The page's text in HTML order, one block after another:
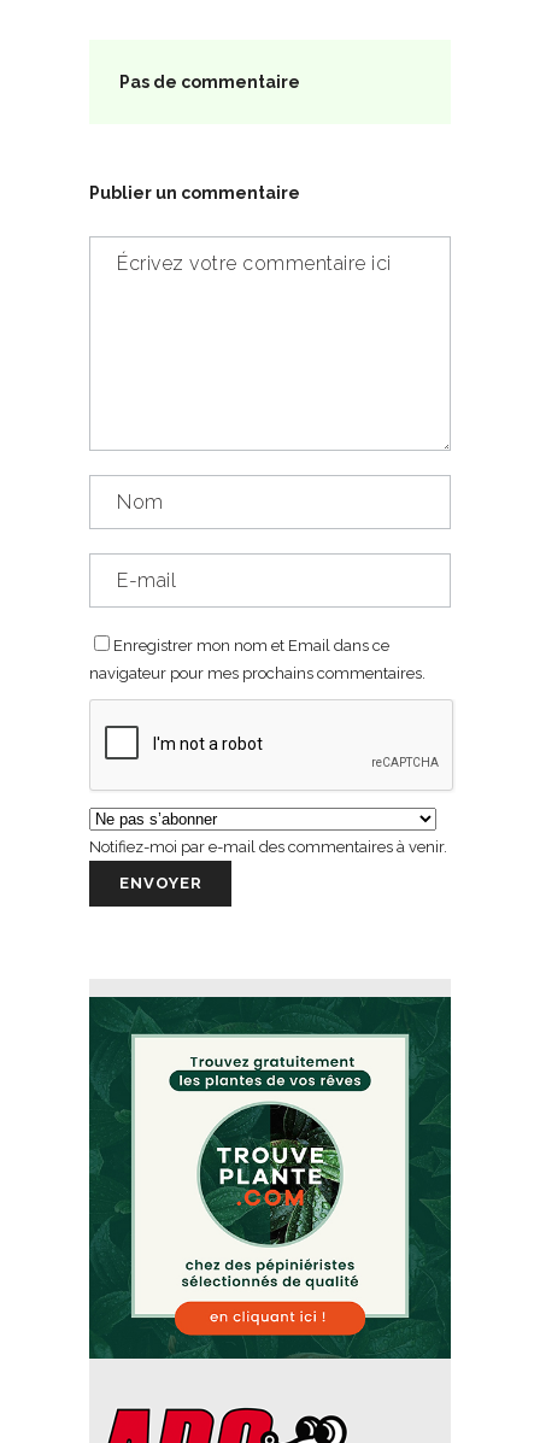
Pas de commentaire
Publier un commentaire
Enregistrer mon nom et Email dans ce
navigateur pour mes prochains commentaires.
Notifiez-moi par e-mail des commentaires à venir.